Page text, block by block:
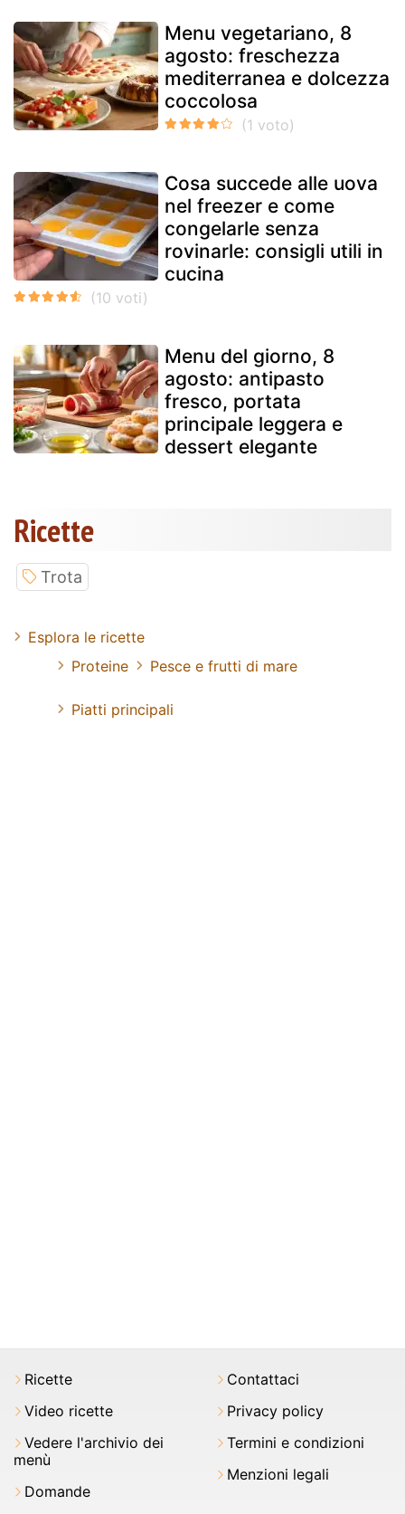
Menu vegetariano, 8
agosto: freschezza
mediterranea e dolcezza
coccolosa
Cosa succede alle uova
nel freezer e come
congelarle senza
rovinarle: consigli utili in
cucina
Menu del giorno, 8
agosto: antipasto
fresco, portata
principale leggera e
dessert elegante
Ricette
Trota
Esplora le ricette
Proteine
Pesce e frutti di mare
Piatti principali
Ricette
Video ricette
Vedere l'archivio dei
menù
Domande
Contattaci
Privacy policy
Termini e condizioni
Menzioni legali